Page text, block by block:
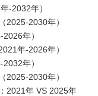
-2032年）
2025-2030年）
年）
年-2026年）
年）
2025-2030年）
2021年 VS 2025年